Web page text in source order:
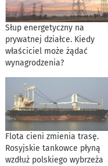
Słup energetyczny na
prywatnej działce. Kiedy
właściciel może żądać
wynagrodzenia?
Flota cieni zmienia trasę.
Rosyjskie tankowce płyną
wzdłuż polskiego wybrzeża